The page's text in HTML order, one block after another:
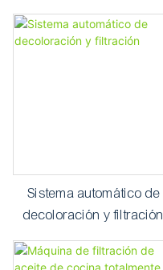
con filtro en línea y
purificador de aceite
aislante
Sistema automático de
decoloración y filtración